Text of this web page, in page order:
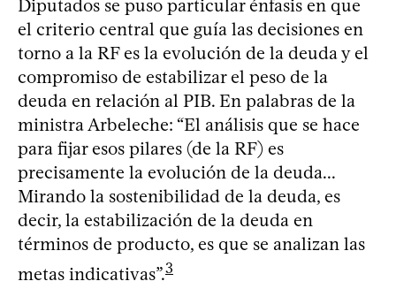
Diputados se puso particular énfasis en que
el criterio central que guía las decisiones en
torno a la RF es la evolución de la deuda y el
compromiso de estabilizar el peso de la
deuda en relación al PIB. En palabras de la
ministra Arbeleche: “El análisis que se hace
para fijar esos pilares (de la RF) es
precisamente la evolución de la deuda...
Mirando la sostenibilidad de la deuda, es
decir, la estabilización de la deuda en
términos de producto, es que se analizan las
metas indicativas”.3